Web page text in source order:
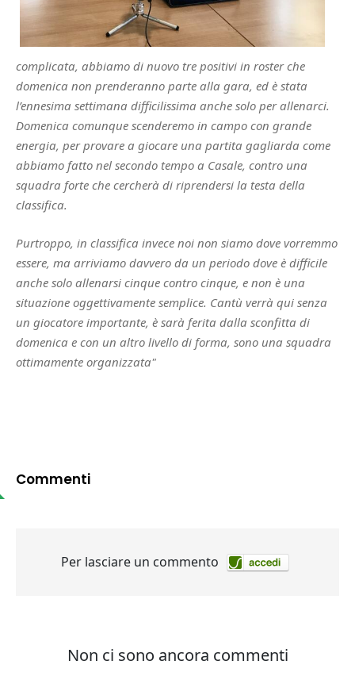
complicata, abbiamo di nuovo tre positivi in roster che
domenica non prenderanno parte alla gara, ed è stata
l’ennesima settimana difficilissima anche solo per allenarci.
Domenica comunque scenderemo in campo con grande
energia, per provare a giocare una partita gagliarda come
abbiamo fatto nel secondo tempo a Casale, contro una
squadra forte che cercherà di riprendersi la testa della
classifica.
Purtroppo, in classifica invece noi non siamo dove vorremmo
essere, ma arriviamo davvero da un periodo dove è difficile
anche solo allenarsi cinque contro cinque, e non è una
situazione oggettivamente semplice. Cantù verrà qui senza
un giocatore importante, è sarà ferita dalla sconfitta di
domenica e con un altro livello di forma, sono una squadra
ottimamente organizzata"
Commenti